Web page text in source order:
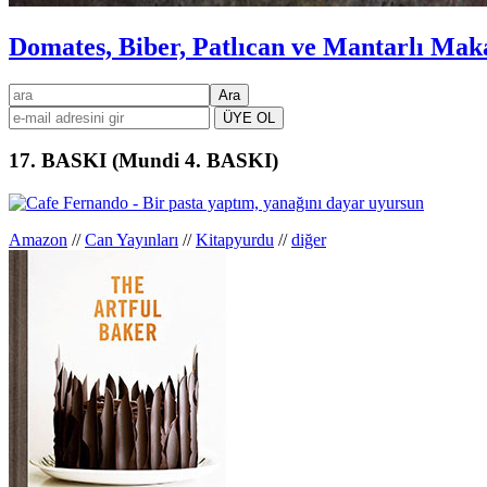
Domates, Biber, Patlıcan ve Mantarlı
Birincil
kenar
çubuğu
ara
17. BASKI (Mundi 4. BASKI)
Amazon //Can Yayınları //Kitapyurdu //diğer